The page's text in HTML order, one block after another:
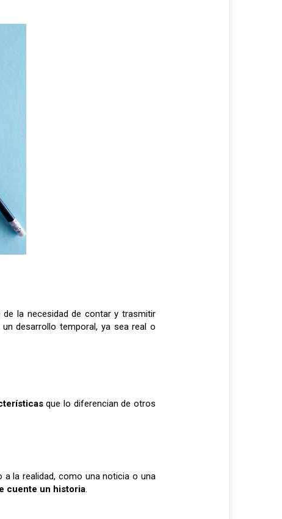
la necesidad de contar y trasmitir
desarrollo temporal, ya sea real o
que lo diferencian de otros
la realidad, como una noticia o una
cuente un historia.